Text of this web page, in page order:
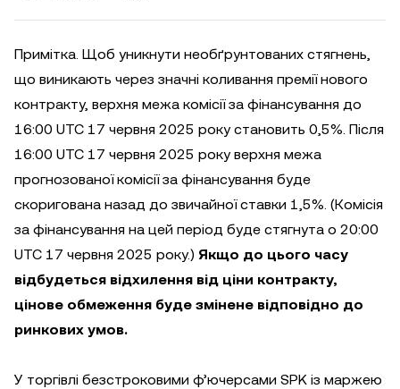
Примітка. Щоб уникнути необґрунтованих стягнень,
що виникають через значні коливання премії нового
контракту, верхня межа комісії за фінансування до
16:00 UTC 17 червня 2025 року становить 0,5%. Після
16:00 UTC 17 червня 2025 року верхня межа
прогнозованої комісії за фінансування буде
скоригована назад до звичайної ставки 1,5%. (Комісія
за фінансування на цей період буде стягнута о 20:00
UTC 17 червня 2025 року.) Якщо до цього часу
відбудеться відхилення від ціни контракту,
цінове обмеження буде змінене відповідно до
ринкових умов.
У торгівлі безстроковими ф’ючерсами SPK із маржею